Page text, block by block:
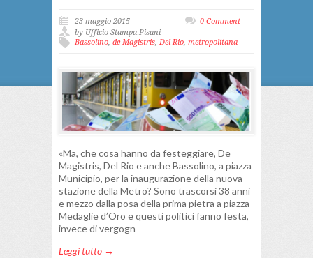
23 maggio 2015
by Ufficio Stampa Pisani
Bassolino, de Magistris, Del Rio, metropolitana
0 Comment
«Ma, che cosa hanno da festeggiare, De
Magistris, Del Rio e anche Bassolino, a piazza
Municipio, per la inaugurazione della nuova
stazione della Metro? Sono trascorsi 38 anni
e mezzo dalla posa della prima pietra a piazza
Medaglie d’Oro e questi politici fanno festa,
invece di vergogn
Leggi tutto →